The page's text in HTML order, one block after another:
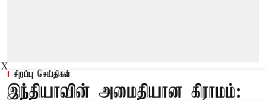
சிறப்பு செய்திகள்
இந்தியாவின் அமைதியான கிராமம்:
X